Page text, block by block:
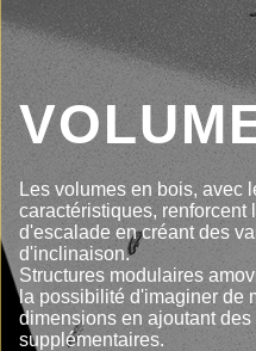
Les volumes en bois, avec
caractéristiques, renforcent
d'escalade en créant des
d'inclinaison.
Structures modulaires
la possibilité d'imaginer de
dimensions en ajoutant
supplémentaires.